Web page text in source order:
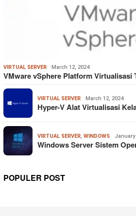
VIRTUAL SERVER March 12, 2024
VMware vSphere Platform Virtualisasi
VIRTUAL SERVER March 12, 2024
Hyper-V Alat Virtualisasi
VIRTUAL SERVER, WINDOWS January
Windows Server Sistem
POPULER POST